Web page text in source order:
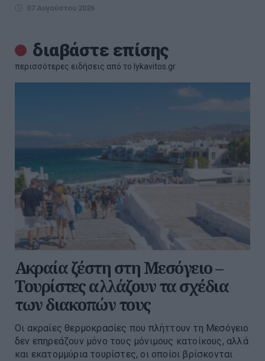
07 Αυγούστου 2026
διαβάστε επίσης
περισσότερες ειδήσεις από το lykavitos.gr
Ακραία ζέστη στη Μεσόγειο –
Τουρίστες αλλάζουν τα σχέδια
των διακοπών τους
Οι ακραίες θερμοκρασίες που πλήττουν τη Μεσόγειο
δεν επηρεάζουν μόνο τους μόνιμους κατοίκους, αλλά
και εκατομμύρια τουρίστες, οι οποίοι βρίσκονται